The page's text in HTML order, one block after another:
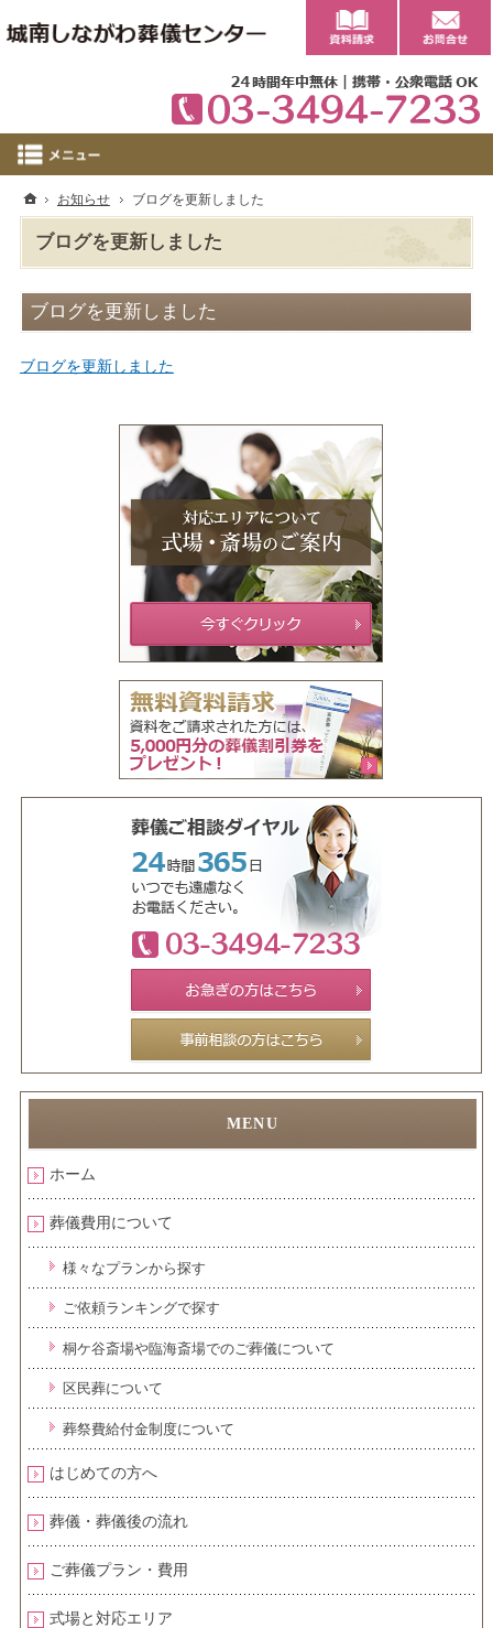
ブログを更新しました
ブログを更新しました
ブログを更新しました
ホーム
葬儀費用について
様々なプランから探す
ご依頼ランキングで探す
桐ケ谷斎場や臨海斎場でのご葬儀について
区民葬について
葬祭費給付金制度について
はじめての方へ
葬儀・葬儀後の流れ
ご葬儀プラン・費用
式場と対応エリア
ホーム
お知らせ ブログを更新しました